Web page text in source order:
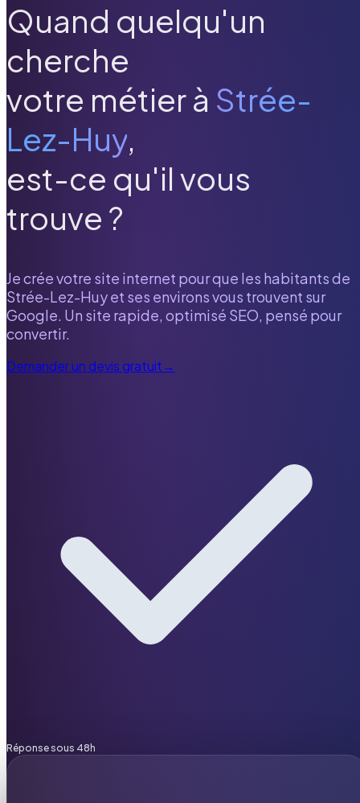
Quand quelqu'un
cherche
votre métier à Strée-
Lez-Huy,
est-ce qu'il vous
trouve ?
Je crée votre site internet pour que les habitants de
Strée-Lez-Huyet ses environs vous trouvent sur
Google. Un site rapide, optimisé SEO, pensé pour
convertir.
Demander un devis gratuit→
Réponse sous 48h